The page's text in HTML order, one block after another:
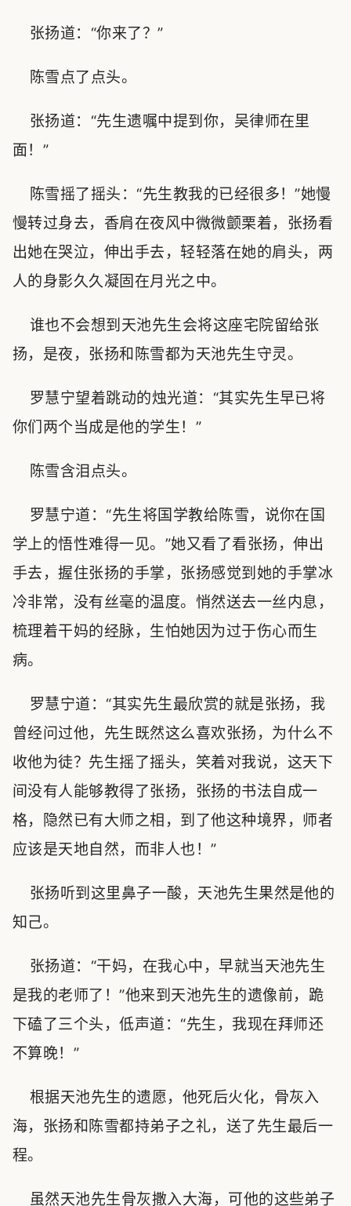
张扬道：“你来了？”
陈雪点了点头。
张扬道：“先生遗嘱中提到你，吴律师在里
面！”
陈雪摇了摇头：“先生教我的已经很多！”她慢
慢转过身去，香肩在夜风中微微颤栗着，张扬看
出她在哭泣，伸出手去，轻轻落在她的肩头，两
人的身影久久凝固在月光之中。
谁也不会想到天池先生会将这座宅院留给张
扬，是夜，张扬和陈雪都为天池先生守灵。
罗慧宁望着跳动的烛光道：“其实先生早已将
你们两个当成是他的学生！”
陈雪含泪点头。
罗慧宁道：“先生将国学教给陈雪，说你在国
学上的悟性难得一见。”她又看了看张扬，伸出
手去，握住张扬的手掌，张扬感觉到她的手掌冰
冷非常，没有丝毫的温度。悄然送去一丝内息，
梳理着干妈的经脉，生怕她因为过于伤心而生
病。
罗慧宁道：“其实先生最欣赏的就是张扬，我
曾经问过他，先生既然这么喜欢张扬，为什么不
收他为徒？先生摇了摇头，笑着对我说，这天下
间没有人能够教得了张扬，张扬的书法自成一
格，隐然已有大师之相，到了他这种境界，师者
应该是天地自然，而非人也！”
张扬听到这里鼻子一酸，天池先生果然是他的
知己。
张扬道：“干妈，在我心中，早就当天池先生
是我的老师了！”他来到天池先生的遗像前，跪
下磕了三个头，低声道：“先生，我现在拜师还
不算晚！”
根据天池先生的遗愿，他死后火化，骨灰入
海，张扬和陈雪都持弟子之礼，送了先生最后一
程。
虽然天池先生骨灰撒入大海，可他的这些弟子